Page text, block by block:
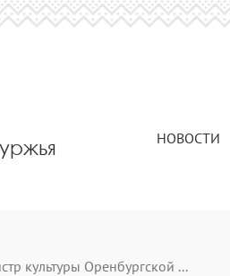
НОВОСТИ
культуры Оренбургской ...